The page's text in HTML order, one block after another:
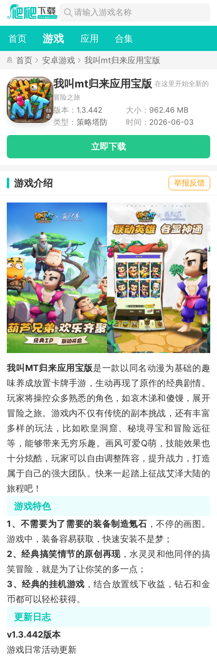
首页 游戏 应用 合集
首页 安卓游戏 我叫mt归来应用宝版
我叫mt归来应用宝版 在这里开始全新的
冒险之旅
版本： 1.3.442 大小： 962.46 MB
类型： 策略塔防 时间： 2026-06-03
立即下载
游戏介绍 举报反馈
我叫MT归来应用宝版是一款以同名动漫为基础的趣
味养成放置卡牌手游，生动再现了原作的经典剧情。
玩家将操控众多熟悉的角色，如哀木涕和傻馒，展开
冒险之旅。游戏内不仅有传统的副本挑战，还有丰富
多样的玩法，比如欧皇洞窟、秘境寻宝和冒险远征
等，能够带来无穷乐趣。画风可爱Q萌，技能效果也
十分炫酷，玩家可以自由调整阵容，提升战力，打造
属于自己的强大团队。快来一起踏上征战艾泽大陆的
旅程吧！
游戏特色
1、不需要为了需要的装备制造氪石 ，不停的画图。
游戏中，装备容易获取，快速安装不是梦；
2、经典搞笑情节的原创再现，水灵灵和他同伴的搞
笑冒险，就是为了让你笑的多一点；
3、经典的挂机游戏 ，结合放置线下收益，钻石和金
币都可以轻松获得。
更新日志
v1.3.442版本
游戏日常活动更新